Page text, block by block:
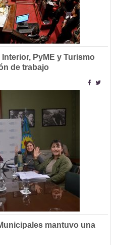
PyME y Turismo
de trabajo
mantuvo una